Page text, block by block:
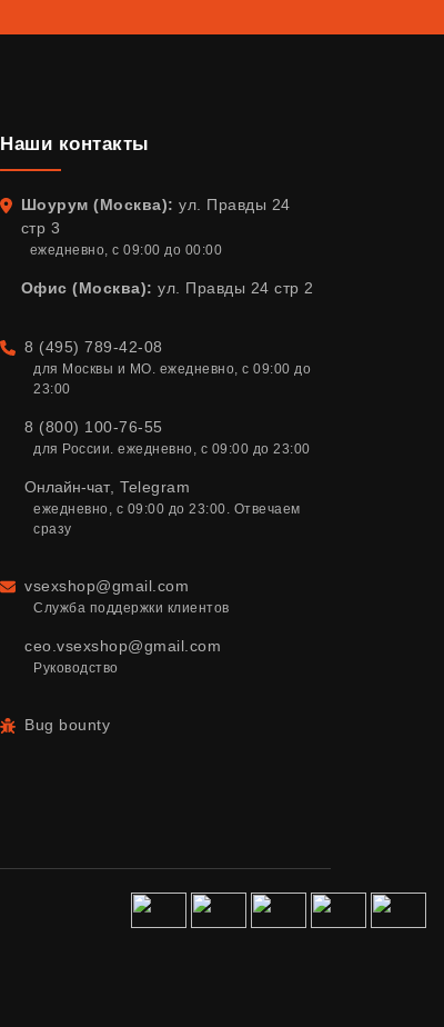
Наши контакты
Адрес
Шоурум (Москва): ул. Правды 24
стр 3
ежедневно, с 09:00 до 00:00
Офис (Москва): ул. Правды 24 стр 2
Телефон
8 (495) 789-42-08
для Москвы и МО. ежедневно, с 09:00 до
23:00
8 (800) 100-76-55
для России. ежедневно, с 09:00 до 23:00
Онлайн-чат,Telegram
ежедневно, с 09:00 до 23:00. Отвечаем
сразу
Email
vsexshop@gmail.com
Служба поддержки клиентов
ceo.vsexshop@gmail.com
Руководство
Bug bounty